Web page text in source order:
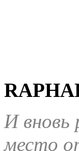
И вновь
место